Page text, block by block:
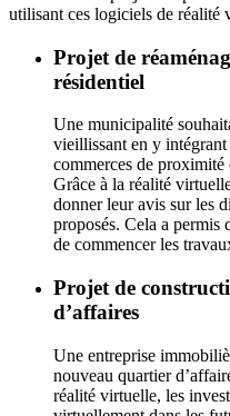
utilisant ces logiciels de réalité
Projet de
résidentiel
Une municipalité
vieillissant en y intégrant
commerces de proximité
Grâce à la réalité
donner leur avis sur les
proposés. Cela a permis
de commencer les
Projet de
d’affaires
Une entreprise
nouveau quartier
réalité virtuelle, les